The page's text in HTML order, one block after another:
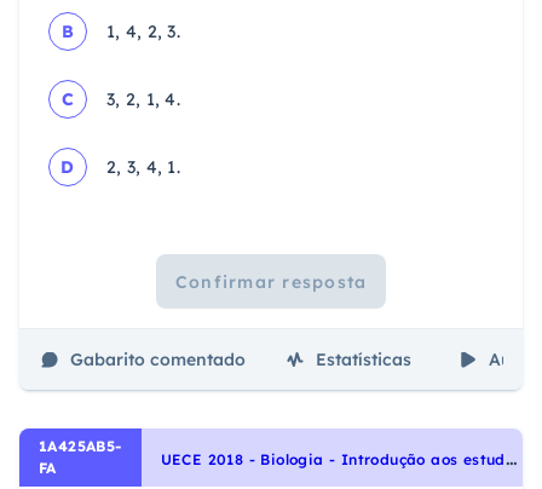
B 1, 4, 2, 3.
C 3, 2, 1, 4.
D 2, 3, 4, 1.
Confirmar resposta
Gabarito comentado Estatísticas Aulas
1A425AB5-
FA
U
ECE 2018 - Biologia - Introdução aos estudos das Plantas, Identidade dos seres vivos